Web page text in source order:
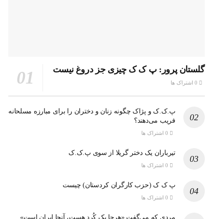
گلستان پرور: پ ک ک چیزی جز دروغ نیست
پ.ک.ک و پژاک چگونه زنان و دختران را برای مبارزه مسلحانه
فریب می‌دهند؟
تیرباران یک دختر گریلا از سوی پ.ک.ک
پ ک ک (حزب کارگران کردستان) چیست
مردی که می‌گفت «هرجا یک کُرد هست، آنجا ایران است»